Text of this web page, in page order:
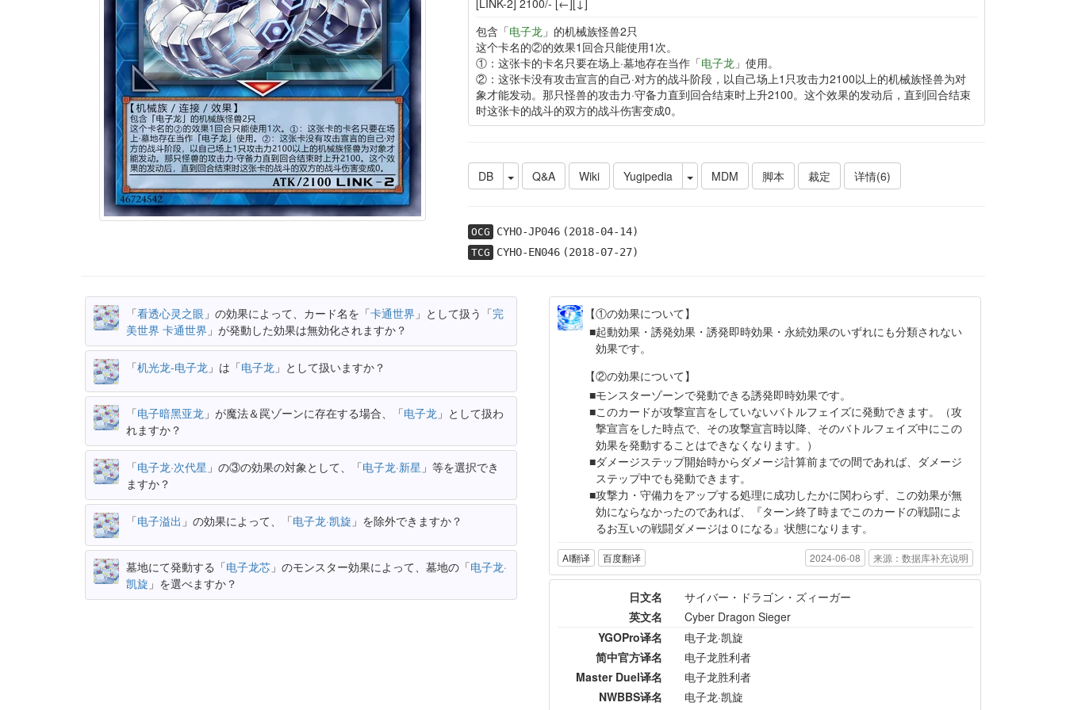
包含「电子龙 」的机械族怪兽2只
这个卡名的②的效果1回合只能使用1次。
①：这张卡的卡名只要在场上·墓地存在当作「电子龙 」使用。
②：这张卡没有攻击宣言的自己·对方的战斗阶段，以自己场上1只攻击力2100以上的机械族怪兽为对
象才能发动。那只怪兽的攻击力·守备力直到回合结束时上升2100。这个效果的发动后，直到回合结束
时这张卡的战斗的双方的战斗伤害变成0。
DB Q&A Wiki Yugipedia MDM 脚本 裁定 详情(6)
OCG CYHO-JP046(2018-04-14)
TCG CYHO-EN046(2018-07-27)
「看透心灵之眼 」の効果によって、カード名を「卡通世界 」として扱う「完
美世界 卡通世界 」が発動した効果は無効化されますか？
「机光龙-电子龙 」は「电子龙 」として扱いますか？
「电子暗黑亚龙 」が魔法＆罠ゾーンに存在する場合、「电子龙 」として扱わ
れますか？
「电子龙·次代星 」の③の効果の対象として、「电子龙·新星 」等を選択でき
ますか？
「电子溢出 」の効果によって、「电子龙·凯旋 」を除外できますか？
墓地にて発動する「电子龙芯 」のモンスター効果によって、墓地の「电子龙·
凯旋 」を選べますか？
【①の効果について】
起動効果・誘発効果・誘発即時効果・永続効果のいずれにも分類されない
効果です。
【②の効果について】
モンスターゾーンで発動できる誘発即時効果です。
このカードが攻撃宣言をしていないバトルフェイズに発動できます。（攻
撃宣言をした時点で、その攻撃宣言時以降、そのバトルフェイズ中にこの
効果を発動することはできなくなります。）
ダメージステップ開始時からダメージ計算前までの間であれば、ダメージ
ステップ中でも発動できます。
攻撃力・守備力をアップする処理に成功したかに関わらず、この効果が無
効にならなかったのであれば、『ターン終了時までこのカードの戦闘によ
るお互いの戦闘ダメージは０になる』状態になります。
AI翻译 百度翻译 2024-06-08 来源：数据库补充说明
日文名
サイバー・ドラゴン・ズィーガー
英文名
Cyber Dragon Sieger
YGOPro译名
电子龙·凯旋
简中官方译名
电子龙胜利者
Master Duel译名
电子龙胜利者
NWBBS译名
电子龙·凯旋